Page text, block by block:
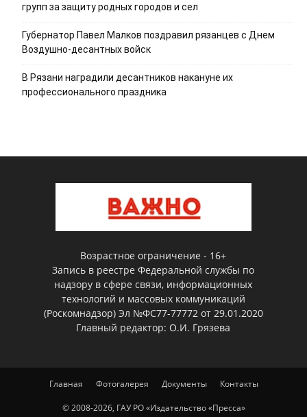
групп за защиту родных городов и сел
Губернатор Павел Малков поздравил рязанцев с Днем
Воздушно-десантных войск
В Рязани наградили десантников накануне их
профессионального праздника
Возрастное ограничение - 16+
Запись в реестре Федеральной службы по
надзору в сфере связи, информационных
технологий и массовых коммуникаций
(Роскомнадзор) Эл №ФС77-77772 от 29.01.2020
Главный редактор: О.И. Грязева
Главная Фотогалерея Документы Контакты
© 2008-2026, ГАУ РО «Издательство «Пресса»